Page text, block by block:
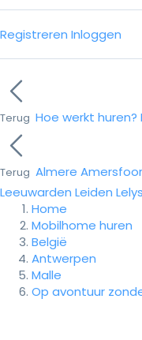
Registreren Inloggen
Terug Hoe werkt huren?
Terug Almere
Leeuwarden Leiden
Home
Mobilhome huren
België
Antwerpen
Malle
Op avontuur